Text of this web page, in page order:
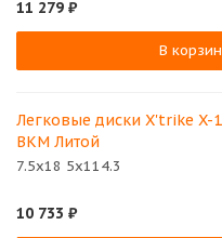
11 279 ₽
В
Легковые диски X'trike X-
BKM Литой
7.5x18 5x114.3
10 733 ₽